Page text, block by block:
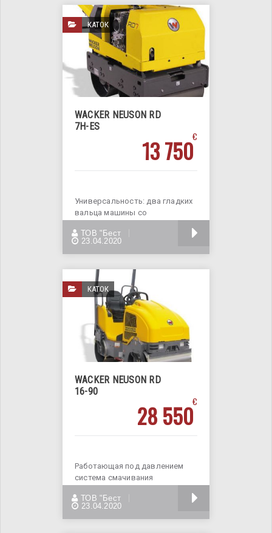
КАТОК
WACKER NEUSON RD
7H-ES
€
13 750
Универсальность: два гладких
вальца машины со
одинаково качественно
ТОВ "Бест
23.04.2020
КАТОК
WACKER NEUSON RD
16-90
€
28 550
Работающая под давлением
система смачивания
водяной поток. Регулятор
ТОВ "Бест
23.04.2020